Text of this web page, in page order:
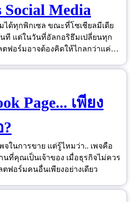
Social Media
ด้ทุกพิกเซล ขณะที่โซเชียลมีเดีย
ยนทุก
ตฟอร์มอาจต้องคิดให้ไกลกว่าแค่
Page... เพียง
จในการขาย แต่รู้ไหมว่า.. เพจคือ
ที่คุณเป็นเจ้าของ เมื่อธุรกิจไม่ควร
ฟอร์มคนอื่นเพียงอย่างเดียว